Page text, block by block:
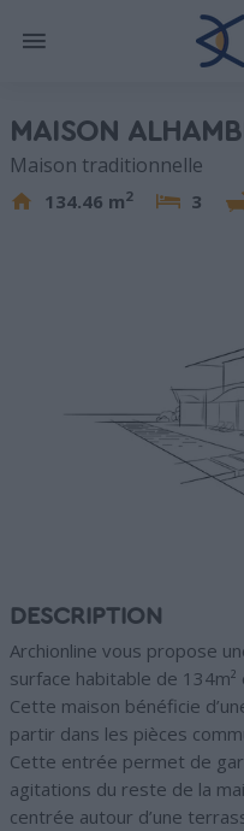
MAISON
Maison traditionnelle
134.46 m2 3
DESCRIPTION
Archionline vous propose
surface habitable de 134m²
Cette maison bénéficie
partir dans les pièces
Cette entrée permet de
agitations du reste de la
centrée autour d’une